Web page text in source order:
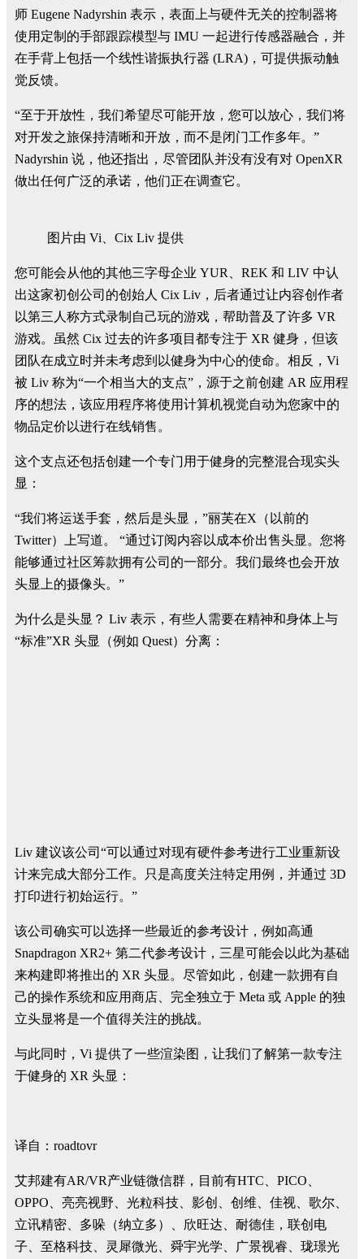
师 Eugene Nadyrshin 表示，表面上与硬件无关的控制器将
使用定制的手部跟踪模型与 IMU 一起进行传感器融合，并
在手背上包括一个线性谐振执行器 (LRA)，可提供振动触
觉反馈。
“至于开放性，我们希望尽可能开放，您可以放心，我们将
对开发之旅保持清晰和开放，而不是闭门工作多年。”
Nadyrshin 说，他还指出，尽管团队并没有没有对 OpenXR
做出任何广泛的承诺，他们正在调查它。
图片由 Vi、Cix Liv 提供
您可能会从他的其他三字母企业 YUR、REK 和 LIV 中认
出这家初创公司的创始人 Cix Liv，后者通过让内容创作者
以第三人称方式录制自己玩的游戏，帮助普及了许多 VR
游戏。虽然 Cix 过去的许多项目都专注于 XR 健身，但该
团队在成立时并未考虑到以健身为中心的使命。相反，Vi
被 Liv 称为“一个相当大的支点”，源于之前创建 AR 应用程
序的想法，该应用程序将使用计算机视觉自动为您家中的
物品定价以进行在线销售 。
这个支点还包括创建一个专门用于健身的完整混合现实头
显：
“我们将运送手套，然后是头显，”丽芙在X （以前的
Twitter）上写道。 “通过订阅内容以成本价出售头显。您将
能够通过社区筹款拥有公司的一部分。我们最终也会开放
头显上的摄像头。”
为什么是头显？ Liv 表示，有些人需要在精神和身体上与
“标准”XR 头显（例如 Quest）分离：
Liv 建议该公司“可以通过对现有硬件参考进行工业重新设
计来完成大部分工作。只是高度关注特定用例，并通过 3D
打印进行初始运行。”
该公司确实可以选择一些最近的参考设计，例如高通
Snapdragon XR2+ 第二代参考设计 ，三星可能会以此为基础
来构建即将推出的 XR 头显。尽管如此，创建一款拥有自
己的操作系统和应用商店、完全独立于 Meta 或 Apple 的独
立头显将是一个值得关注的挑战。
与此同时，Vi 提供了一些渲染图，让我们了解第一款专注
于健身的 XR 头显：
译自：roadtovr
艾邦建有AR/VR产业链微信群，目前有HTC、PICO、
OPPO、亮亮视野、光粒科技、影创、创维、佳视、歌尔、
立讯精密、多哚（纳立多）、欣旺达、耐德佳，联创电
子、至格科技、灵犀微光、舜宇光学、广景视睿、珑璟光